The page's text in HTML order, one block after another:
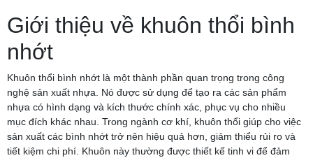
Giới thiệu về khuôn thổi bình
nhớt
Khuôn thổi bình nhớt là một thành phần quan trọng trong công
nghệ sản xuất nhựa. Nó được sử dụng để tạo ra các sản phẩm
nhựa có hình dạng và kích thước chính xác, phục vụ cho nhiều
mục đích khác nhau. Trong ngành cơ khí, khuôn thổi giúp cho việc
sản xuất các bình nhớt trở nên hiệu quả hơn, giảm thiểu rủi ro và
tiết kiệm chi phí. Khuôn này thường được thiết kế tinh vi để đảm